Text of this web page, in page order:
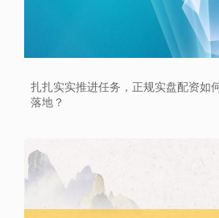
扎扎实实推进任务，正规实盘配资如
落地？